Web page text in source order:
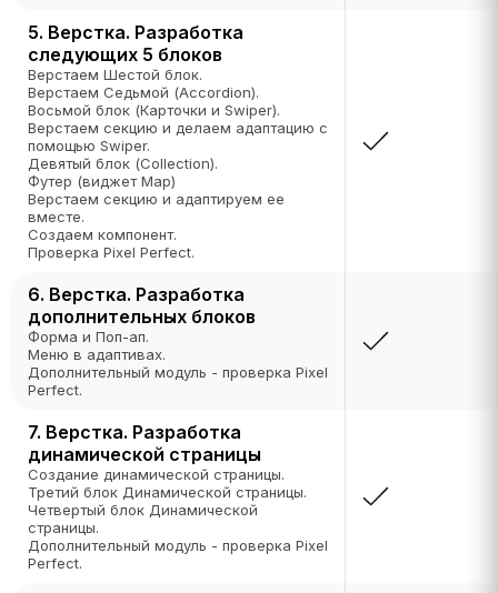
5. Верстка. Разработка
следующих 5 блоков
Верстаем Шестой блок.
Верстаем Седьмой (Accordion).
Восьмой блок (Карточки и Swiper).
Верстаем секцию и делаем адаптацию с
помощью Swiper.
Девятый блок (Collection).
Футер (виджет Map)
Верстаем секцию и адаптируем ее
вместе.
Создаем компонент.
Проверка Pixel Perfect.
6. Верстка. Разработка
дополнительных блоков
Форма и Поп-ап.
Меню в адаптивах.
Дополнительный модуль - проверка Pixel
Perfect.
7. Верстка. Разработка
динамической страницы
Создание динамической страницы.
Третий блок Динамической страницы.
Четвертый блок Динамической
страницы.
Дополнительный модуль - проверка Pixel
Perfect.